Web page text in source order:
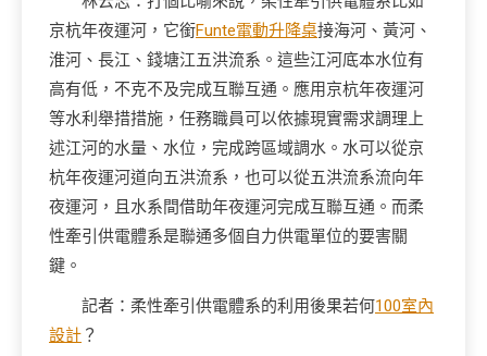
京杭年夜運河，它銜Funte電動升降桌接海河、黃河、
淮河、長江、錢塘江五洪流系。這些江河底本水位有
高有低，不克不及完成互聯互通。應用京杭年夜運河
等水利舉措措施，任務職員可以依據現實需求調理上
述江河的水量、水位，完成跨區域調水。水可以從京
杭年夜運河道向五洪流系，也可以從五洪流系流向年
夜運河，且水系間借助年夜運河完成互聯互通。而柔
性牽引供電體系是聯通多個自力供電單位的要害關
鍵。
記者：柔性牽引供電體系的利用後果若何100室內
設計 ？